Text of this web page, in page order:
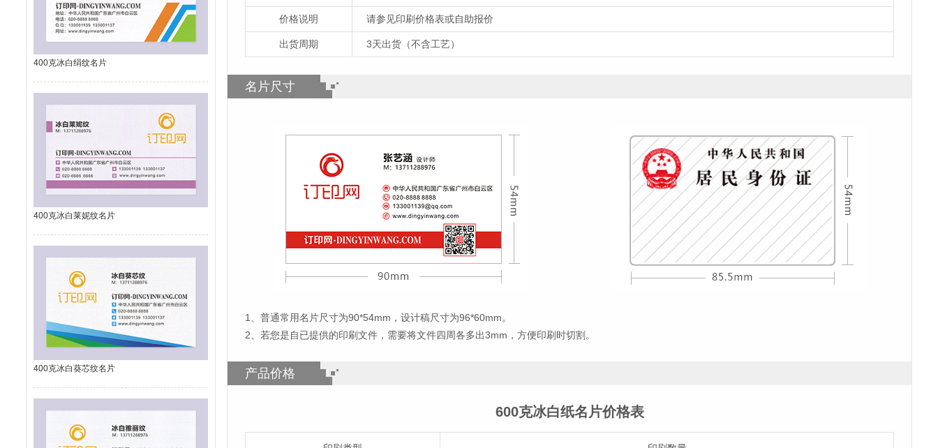
400克冰白绢纹名片
400克冰白莱妮纹名片
400克冰白葵芯纹名片
价格说明 请参见印刷价格表或自助报价
出货周期 3天出货（不含工艺）
名片尺寸
1
普通常用名片尺寸为90*54mm，设计稿尺寸为96*60mm。
2、若您是自已提供的印刷文件，需要将文件四周各多出3mm，方便印刷时切割。
产品价格
600克冰白纸名片价格表